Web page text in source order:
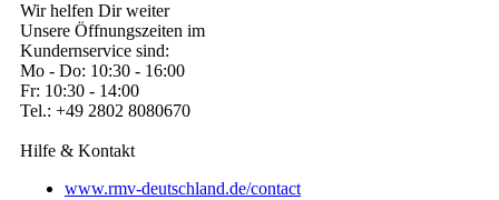
Wir helfen Dir weiter
Unsere Öffnungszeiten im
Kundernservice sind:
Mo - Do: 10:30 - 16:00
Fr: 10:30 - 14:00
Tel.: +49 2802 8080670
Hilfe & Kontakt
www.rmv-deutschland.de/contact